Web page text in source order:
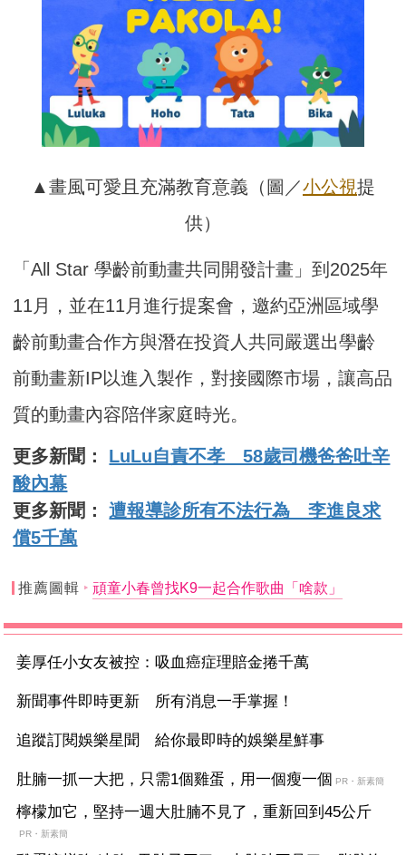
▲畫風可愛且充滿教育意義（圖／小公視提
供）
「All Star 學齡前動畫共同開發計畫」到2025年
11月，並在11月進行提案會，邀約亞洲區域學
齡前動畫合作方與潛在投資人共同嚴選出學齡
前動畫新IP以進入製作，對接國際市場，讓高品
質的動畫內容陪伴家庭時光。
更多新聞： LuLu自責不孝 58歲司機爸爸吐辛
酸內幕
更多新聞：遭報導診所有不法行為 李進良求
償5千萬
推薦圖輯 頑童小春曾找K9一起合作歌曲「啥款」
姜厚任小女友被控：吸血癌症理賠金捲千萬
新聞事件即時更新 所有消息一手掌握！
追蹤訂閱娛樂星聞 給你最即時的娛樂星鮮事
肚腩一抓一大把，只需1個雞蛋，用一個瘦一個 PR・新素簡
檸檬加它，堅持一週大肚腩不見了，重新回到45公斤
PR・新素簡